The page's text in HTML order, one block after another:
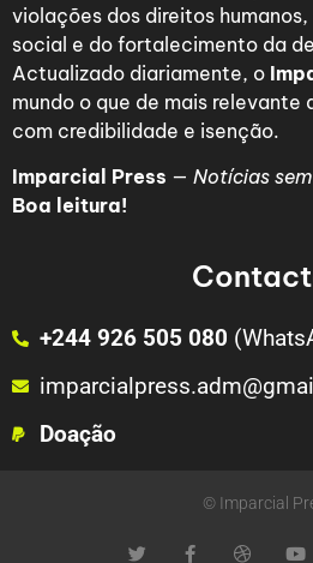
violações dos direitos
social e do fortalecimento da
Actualizado diariamente, o
mundo o que de mais
com credibilidade e isenção.
Imparcial Press — Notícias
Boa leitura!
+244 926 505 080
Doação
© Imparcial